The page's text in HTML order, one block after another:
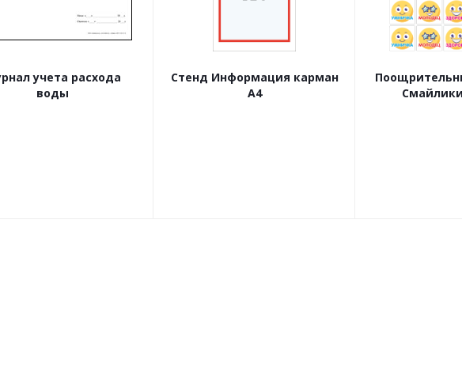
учета расхода
воды
Стенд Информация карман
А4